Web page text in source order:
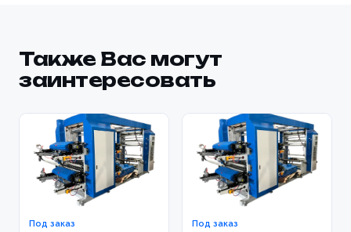
Также Вас могут
заинтересовать
Под заказ Под заказ